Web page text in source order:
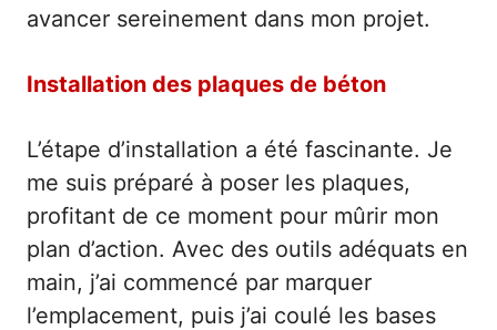
avancer sereinement dans mon projet.
Installation des plaques de béton
L’étape d’installation a été fascinante. Je
me suis préparé à poser les plaques,
profitant de ce moment pour mûrir mon
plan d’action. Avec des outils adéquats en
main, j’ai commencé par marquer
l’emplacement, puis j’ai coulé les bases